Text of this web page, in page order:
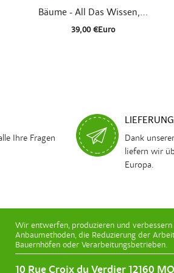
 Schnellansicht
Bäume - All Das Wissen,...
39,00 €Euro
Ihre Fragen
LIEFERUNG
Dank
liefern wir
Europa.
Wir entwerfen, produzieren und
Anbaumethoden, die Reduzierung der
Bauernhöfen oder Verarbeitungsbetrieben.
10 Rue Croix du Verdier 12160